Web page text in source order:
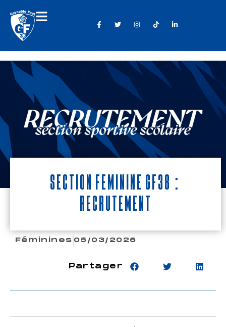
Section Féminine GF38 :
Recrutement
Féminines 05/03/2026
Partager